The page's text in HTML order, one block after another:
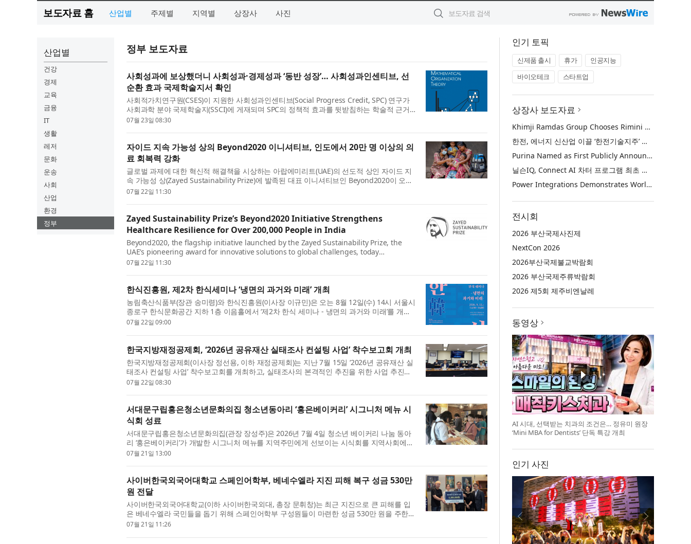
보도자료 홈 산업별 주제별 지역별 상장사 사진
산업별
건강
경제
교육
금융
IT
생활
레저
문화
운송
사회
산업
환경
정부
정부 보도자료
사회성과에 보상했더니 사회성과·경제성과 ‘동반 성장’… 사회성과인센티브, 선
순환 효과 국제학술지서 확인
사회적가치연구원(CSES)이 지원한 사회성과인센티브(Social Progress Credit, SPC) 연구가
사회과학 분야 국제학술지(SSCI)에 게재되며 SPC의 정책적 효과를 뒷받침하는 학술적 근거
를 국제적으로 인정받게 됐다. SPC는 사회적기업이 창출한 사회적 가치를 화폐 가치...
07월 23일 08:30
자이드 지속 가능성 상의 Beyond2020 이니셔티브, 인도에서 20만 명 이상의 의
료 회복력 강화
글로벌 과제에 대한 혁신적 해결책을 시상하는 아랍에미리트(UAE)의 선도적 상인 자이드 지
속 가능성 상(Zayed Sustainability Prize)에 발족된 대표 이니셔티브인 Beyond2020이 오늘
인도 전역에 태양광 발전 의료 센터를 구축해 20만명 이상의 사람들에게 안정적인...
07월 22일 11:30
Zayed Sustainability Prize’s Beyond2020 Initiative Strengthens
Healthcare Resilience for Over 200,000 People in India
Beyond2020, the flagship initiative launched by the Zayed Sustainability Prize, the
UAE’s pioneering award for innovative solutions to global challenges, today
announced the deployment of solar-powered health centres across India that
07월 22일 11:30
한식진흥원, 제2차 한식세미나 ‘냉면의 과거와 미래’ 개최
농림축산식품부(장관 송미령)와 한식진흥원(이사장 이규민)은 오는 8월 12일(수) 14시 서울시
종로구 한식문화공간 지하 1층 이음홀에서 ‘제2차 한식 세미나 - 냉면의 과거와 미래’를 개최
한다. 이번 세미나는 여름철 인기 음식인 ‘냉면’을 주제로 역사 문화적 관점...
07월 22일 09:00
한국지방재정공제회, ‘2026년 공유재산 실태조사 컨설팅 사업’ 착수보고회 개최
한국지방재정공제회(이사장 정선용, 이하 재정공제회)는 지난 7월 15일 ‘2026년 공유재산 실
태조사 컨설팅 사업’ 착수보고회를 개최하고, 실태조사의 본격적인 추진을 위한 사업 추진방
향과 기관별 역할을 공유했다고 밝혔다. 이번 착수보고회에는 재정공제회 정선용...
07월 22일 08:30
서대문구립홍은청소년문화의집 청소년동아리 ‘홍은베이커리’ 시그니처 메뉴 시
식회 성료
서대문구립홍은청소년문화의집(관장 장성주)은 2026년 7월 4일 청소년 베이커리 나눔 동아
리 ‘홍은베이커리’가 개발한 시그니처 메뉴를 지역주민에게 선보이는 시식회를 지역사회에
선보이며 뜻깊은 시간을 마련했다. 이번 시식회에서는 2026년 상반기 목표였던 시그...
07월 21일 13:00
사이버한국외국어대학교 스페인어학부, 베네수엘라 지진 피해 복구 성금 530만
원 전달
사이버한국외국어대학교(이하 사이버한국외대, 총장 문휘창)는 최근 지진으로 큰 피해를 입
은 베네수엘라 국민들을 돕기 위해 스페인어학부 구성원들이 마련한 성금 530만 원을 주한
베네수엘라 대사관에 전달했다고 밝혔다. 사이버한국외대 스페인어학부는 현재 770...
07월 21일 11:26
인기 토픽
신제품 출시 휴가
인공지능
바이오테크
스타트업
상장사 보도자료
Khimji Ramdas Group Chooses Rimini Street to Reduce SAP Support Costs, Protect 700+ Customizations and Reinvest Savings in Innovation
한전, 에너지 신산업 이끌 ‘한전기술지주’ 공식 출범
Purina Named as First Publicly Announced NIQ ConnectAI Charter Client
닐슨IQ, Connect AI 차터 프로그램 최초 고객사 ‘퓨리나’ 선정
Power Integrations Demonstrates World’s First 2200 V GaN Technology for Next-Era High-Voltage Power Systems
전시회
2026 부산국제사진제
NextCon 2026
2026부산국제불교박람회
2026 부산국제주류박람회
2026 제5회 제주비엔날레
동영상
AI 시대, 선택받는 치과의 조건은… 정유미 원장
‘Mini MBA for Dentists’ 단독 특강 개최
인기 사진